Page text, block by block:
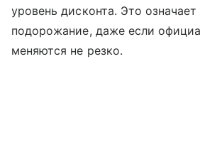
уровень дисконта. Это
подорожание, даже если
меняются не резко.